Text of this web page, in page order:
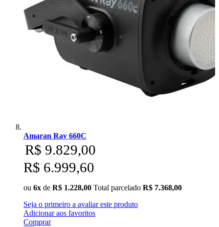
Amaran Ray 660C
R$ 9.829,00
R$ 6.999,60
ou 6x de R$ 1.228,00 Total parcelado R$ 7.368,00
Seja o primeiro a avaliar este produto
Adicionar aos favoritos
Comprar